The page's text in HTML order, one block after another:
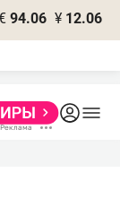
94.06 ¥ 12.06